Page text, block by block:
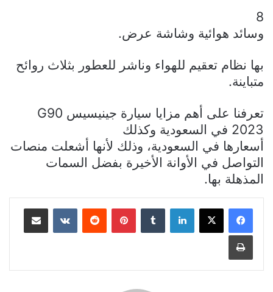
8
وسائد هوائية وشاشة عرض.
بها نظام تعقيم للهواء وناشر للعطور بثلاث روائح
متباينة.
تعرفنا على أهم مزايا سيارة جينيسيس G90
2023 في السعودية وكذلك
أسعارها في السعودية، وذلك لأنها أشعلت منصات
التواصل في الأوانة الأخيرة بفضل السمات
المذهلة بها.
لينكدإن بينتيريست مشاركة عبر البريد
طباعة